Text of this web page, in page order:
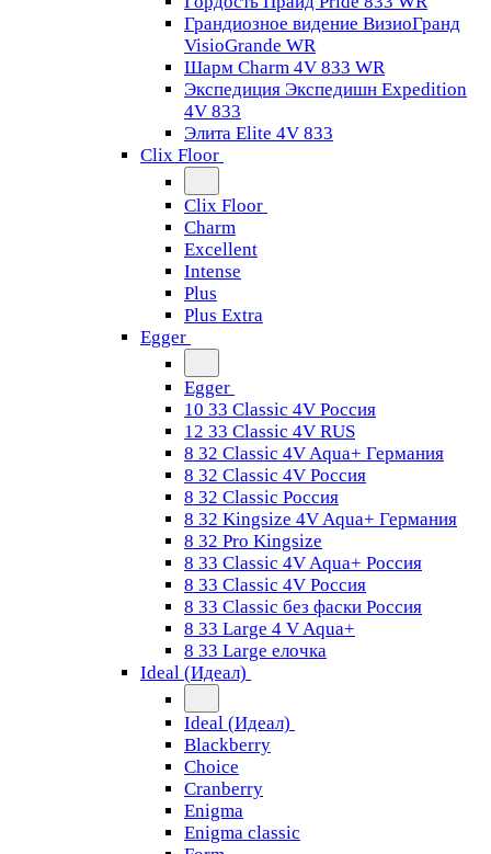
Грандиозное видение ВизиоГранд
VisioGrande WR
Шарм Charm 4V 833 WR
Экспедиция Экспедишн Expedition
4V 833
Элита Elite 4V 833
Clix Floor
Clix Floor
Charm
Excellent
Intense
Plus
Plus Extra
Egger
Egger
10 33 Classic 4V Россия
12 33 Classic 4V RUS
8 32 Classic 4V Aqua+ Германия
8 32 Classic 4V Россия
8 32 Classic Россия
8 32 Kingsize 4V Aqua+ Германия
8 32 Pro Kingsize
8 33 Classic 4V Aqua+ Россия
8 33 Classic 4V Россия
8 33 Classic без фаски Россия
8 33 Large 4 V Aqua+
8 33 Large елочка
Ideal (Идеал)
Ideal (Идеал)
Blackberry
Choice
Cranberry
Enigma
Enigma classic